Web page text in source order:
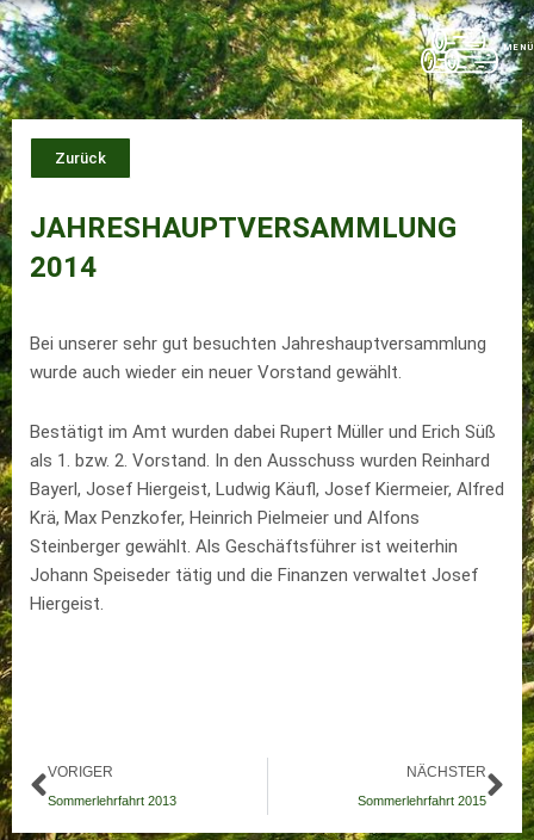
Zum
Inhalt
springen
MENÜ
Zurück
JAHRESHAUPTVERSAMMLUNG
2014
Bei unserer sehr gut besuchten Jahreshauptversammlung
wurde auch wieder ein neuer Vorstand gewählt.
Bestätigt im Amt wurden dabei Rupert Müller und Erich Süß
als 1. bzw. 2. Vorstand. In den Ausschuss wurden Reinhard
Bayerl, Josef Hiergeist, Ludwig Käufl, Josef Kiermeier, Alfred
Krä, Max Penzkofer, Heinrich Pielmeier und Alfons
Steinberger gewählt. Als Geschäftsführer ist weiterhin
Johann Speiseder tätig und die Finanzen verwaltet Josef
Hiergeist.
Zurück
VORIGER
Sommerlehrfahrt 2013
NÄCHSTER
Sommerlehrfahrt 2015